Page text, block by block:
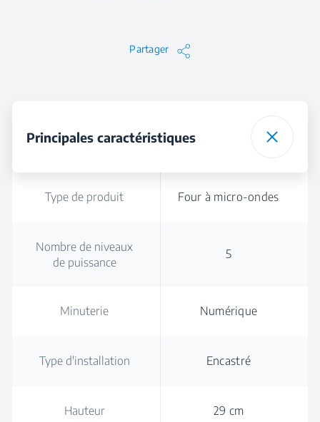
Partager
Principales caractéristiques
Type de produit Four à micro-ondes
Nombre de niveaux
de puissance
5
Minuterie Numérique
Type d'installation Encastré
Hauteur 29 cm